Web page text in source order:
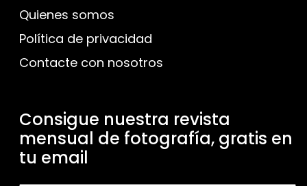
Quienes somos
Política de privacidad
Contacte con nosotros
Consigue nuestra revista
mensual de fotografía, gratis en
tu email